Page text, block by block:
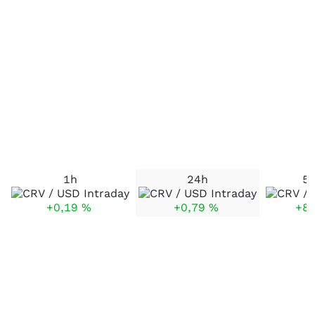
1h
+0,19 %
24h
+0,79 %
5